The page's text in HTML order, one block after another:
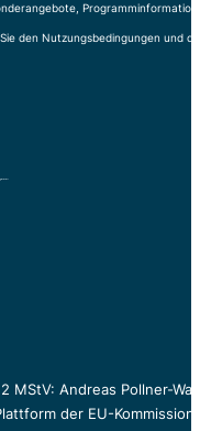
den Nutzungsbedingungen und
MStV: Andreas Pollner-
der EU-